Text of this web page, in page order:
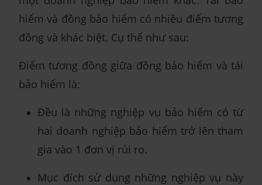
hiểm và đồng bảo hiểm có nhiều điểm tương
đồng và khác biệt. Cụ thể như sau:
Điểm tương đồng giữa đồng bảo hiểm và tái
bảo hiểm là:
Đều là những nghiệp vụ bảo hiểm có từ
hai doanh nghiệp bảo hiểm trở lên tham
gia vào 1 đơn vị rủi ro.
Mục đích sử dụng những nghiệp vụ này